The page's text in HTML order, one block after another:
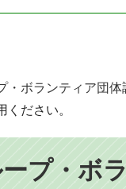
・ボランティア団体
ださい。
プ・ボ